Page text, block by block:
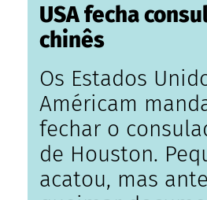
USA fecha
chinês
Os Estados
Américam
fechar o
de Houston.
acatou, mas